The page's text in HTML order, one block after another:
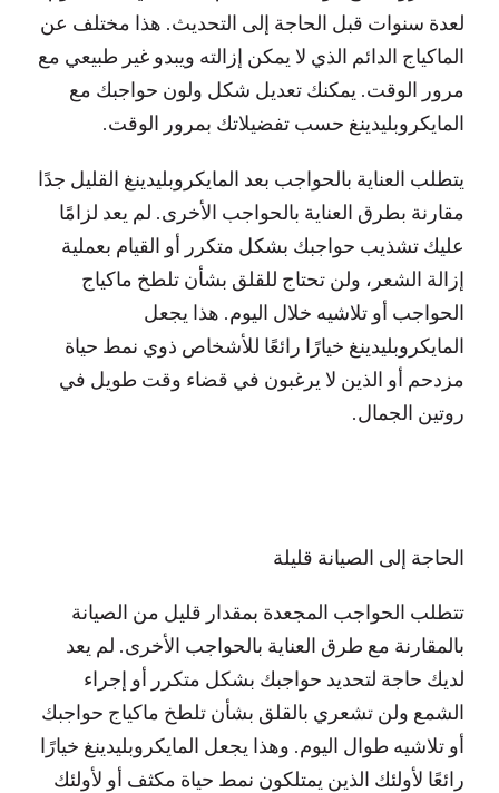
لعدة سنوات قبل الحاجة إلى التحديث. هذا مختلف عن
الماكياج الدائم الذي لا يمكن إزالته ويبدو غير طبيعي مع
مرور الوقت. يمكنك تعديل شكل ولون حواجبك مع
المايكروبليدينغ حسب تفضيلاتك بمرور الوقت.
يتطلب العناية بالحواجب بعد المايكروبليدينغ القليل جدًا
مقارنة بطرق العناية بالحواجب الأخرى. لم يعد لزامًا
عليك تشذيب حواجبك بشكل متكرر أو القيام بعملية
إزالة الشعر، ولن تحتاج للقلق بشأن تلطخ ماكياج
الحواجب أو تلاشيه خلال اليوم. هذا يجعل
المايكروبليدينغ خيارًا رائعًا للأشخاص ذوي نمط حياة
مزدحم أو الذين لا يرغبون في قضاء وقت طويل في
روتين الجمال.
الحاجة إلى الصيانة قليلة
تتطلب الحواجب المجعدة بمقدار قليل من الصيانة
بالمقارنة مع طرق العناية بالحواجب الأخرى. لم يعد
لديك حاجة لتحديد حواجبك بشكل متكرر أو إجراء
الشمع ولن تشعري بالقلق بشأن تلطخ ماكياج حواجبك
أو تلاشيه طوال اليوم. وهذا يجعل المايكروبليدينغ خيارًا
رائعًا لأولئك الذين يمتلكون نمط حياة مكثف أو لأولئك